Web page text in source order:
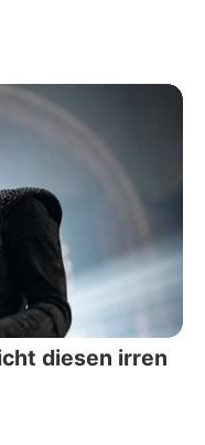
diesen irren